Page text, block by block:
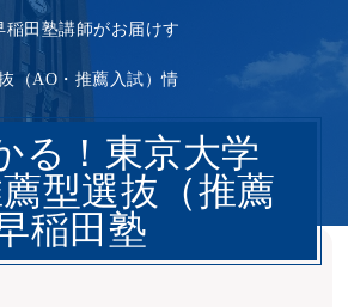
田塾講師がお届けす
（AO・推薦入試）情
る！東京大学
型選抜（推薦
稲田塾